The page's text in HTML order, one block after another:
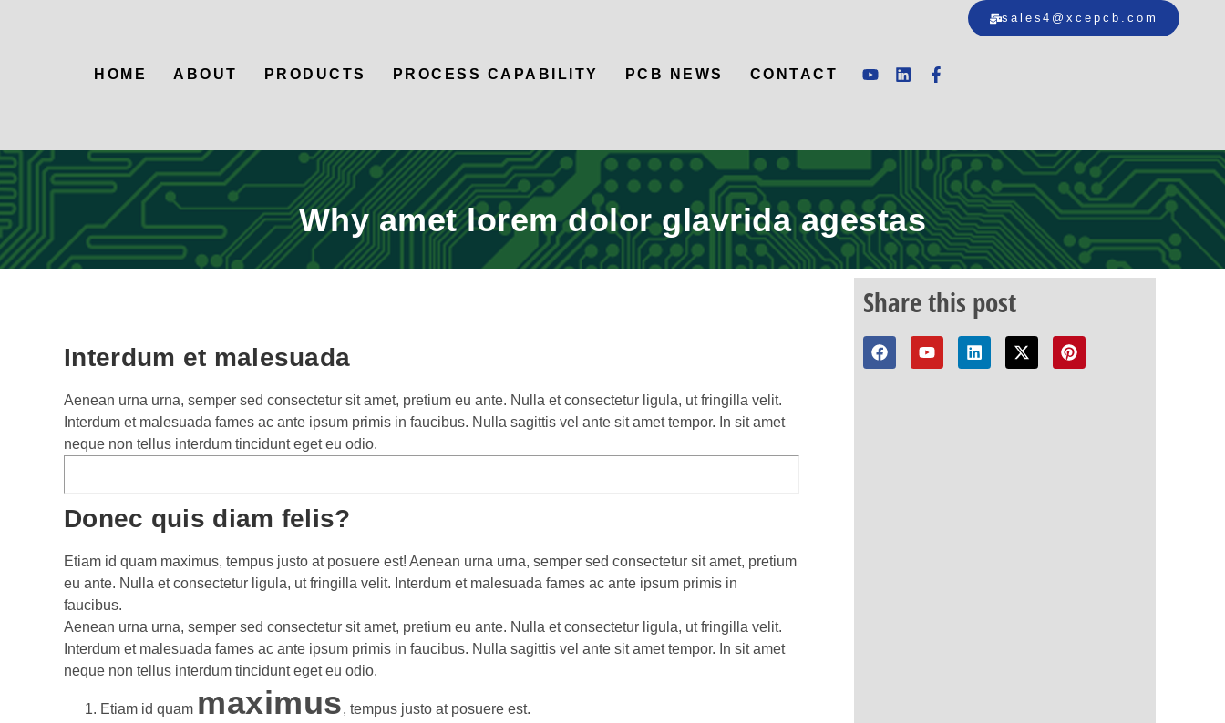
HOME ABOUT PRODUCTS PROCESS CAPABILITY PCB NEWS CONTACT
sales4@xcepcb.com
Why amet lorem dolor glavrida agestas
Interdum et malesuada
Aenean urna urna, semper sed consectetur sit amet, pretium eu ante. Nulla et consectetur ligula, ut fringilla velit.
Interdum et malesuada fames ac ante ipsum primis in faucibus. Nulla sagittis vel ante sit amet tempor. In sit amet
neque non tellus interdum tincidunt eget eu odio.
Donec quis diam felis?
Etiam id quam maximus, tempus justo at posuere est! Aenean urna urna, semper sed consectetur sit amet, pretium
eu ante. Nulla et consectetur ligula, ut fringilla velit. Interdum et malesuada fames ac ante ipsum primis in
faucibus.
Aenean urna urna, semper sed consectetur sit amet, pretium eu ante. Nulla et consectetur ligula, ut fringilla velit.
Interdum et malesuada fames ac ante ipsum primis in faucibus. Nulla sagittis vel ante sit amet tempor. In sit amet
neque non tellus interdum tincidunt eget eu odio.
Etiam id quam maximus, tempus justo at posuere est.
Share this post